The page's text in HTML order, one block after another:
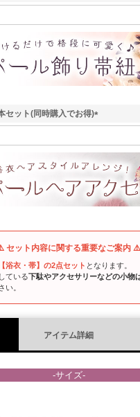
(
セット(同時購入でお得)
(
須
)
セット内容に関する重要なご案内 ⚠️
【浴衣・帯】の2点セット となります。
ている下駄やアクセサリーなどの小物
い。
アイテム詳細
-サイズ-